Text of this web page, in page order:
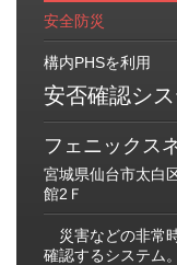
安全防災
構内PHSを利用
安否確認シ
フェニックス
宮城県仙台市太白
館2Ｆ
災害などの非常
確認するシステム